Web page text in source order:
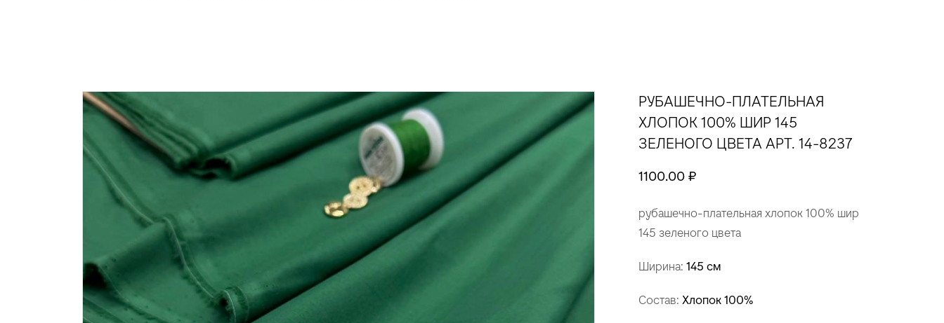
РУБАШЕЧНО-ПЛАТЕЛЬНАЯ
ХЛОПОК 100% ШИР 145
ЗЕЛЕНОГО ЦВЕТА АРТ. 14-8237
1100.00 ₽
рубашечно-плательная хлопок 100% шир
145 зеленого цвета
Ширина: 145 см
Состав: Хлопок 100%